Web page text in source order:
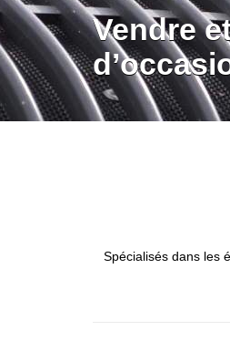
Vendre
Spécialisés dans les